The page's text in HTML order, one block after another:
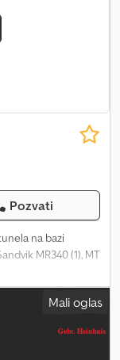
Pozvati
na bazi
MR340 (1), MT
modernizovani,
2. tehničku
24 meseca;
uz plaćanje nakon
Mali oglas